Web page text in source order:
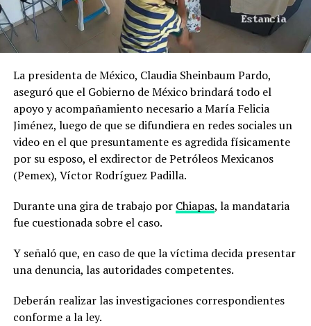
La presidenta de México, Claudia Sheinbaum Pardo,
aseguró que el Gobierno de México brindará todo el
apoyo y acompañamiento necesario a María Felicia
Jiménez, luego de que se difundiera en redes sociales un
video en el que presuntamente es agredida físicamente
por su esposo, el exdirector de Petróleos Mexicanos
(Pemex), Víctor Rodríguez Padilla.
Durante una gira de trabajo por Chiapas, la mandataria
fue cuestionada sobre el caso.
Y señaló que, en caso de que la víctima decida presentar
una denuncia, las autoridades competentes.
Deberán realizar las investigaciones correspondientes
conforme a la ley.